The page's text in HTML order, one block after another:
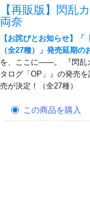
【再販版】閃乱
両奈
【お詫びとお知らせ】
（全27種）」発売延期の
を、ここに――。 『閃乱
タログ「OP」』の発売
売が決定！（全27種）
この商品を購入